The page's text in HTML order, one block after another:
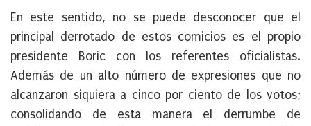
En este sentido, no se puede desconocer que el
principal derrotado de estos comicios es el propio
presidente Boric con los referentes oficialistas.
Además de un alto número de expresiones que no
alcanzaron siquiera a cinco por ciento de los votos;
consolidando de esta manera el derrumbe de